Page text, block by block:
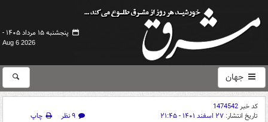
پنجشنبه ۱۵ مرداد ۱۴۰۵ -
Aug 6 2026
جهان
کد خبر1474542
تاریخ انتشار: ۲۷ اسفند ۱۴۰۱ - ۲۱:۴۵ ۹ نظر
چاپ